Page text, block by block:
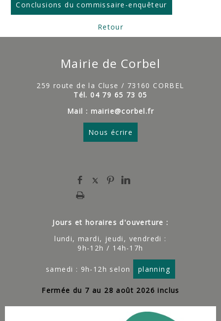
Conclusions du commissaire-enquêteur
Retour
Mairie de Corbel
259 route de la Cluse / 73160 CORBEL
Tél. 04 79 65 73 05
Mail : mairie@corbel.fr
Nous écrire
Jours et horaires d'ouverture :
lundi, mardi, jeudi, vendredi :
9h-12h / 14h-17h
samedi : 9h-12h selon planning
Fermée du 7 au 28 août 2026 inclus